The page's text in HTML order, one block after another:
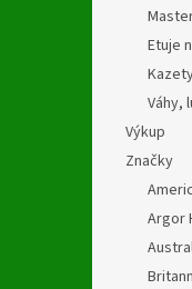
Etuje
Váhy,
Výkup
Značky
Argor